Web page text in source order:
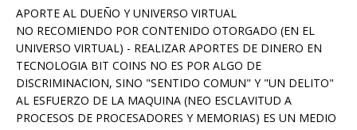
APORTE AL DUEÑO Y UNIVERSO VIRTUAL
NO RECOMIENDO POR CONTENIDO OTORGADO (EN EL
UNIVERSO VIRTUAL) - REALIZAR APORTES DE DINERO EN
TECNOLOGIA BIT COINS NO ES POR ALGO DE
DISCRIMINACION, SINO "SENTIDO COMUN" Y "UN DELITO"
AL ESFUERZO DE LA MAQUINA (NEO ESCLAVITUD A
PROCESOS DE PROCESADORES Y MEMORIAS) ES UN MEDIO